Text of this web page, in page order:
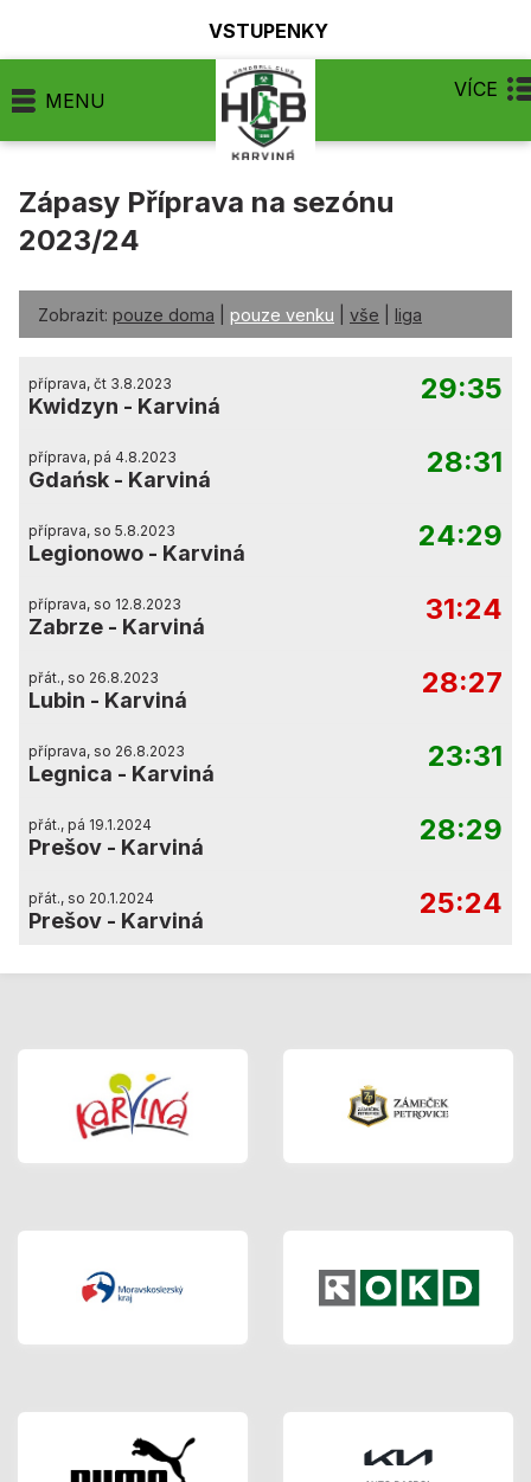
VSTUPENKY
MENU VÍCE
Zápasy Příprava na sezónu
2023/24
Zobrazit: pouze doma pouze venku vše liga
příprava, čt 3.8.2023
Kwidzyn - Karviná
29:35
příprava, pá 4.8.2023
Gdańsk - Karviná
28:31
příprava, so 5.8.2023
Legionowo - Karviná
24:29
příprava, so 12.8.2023
Zabrze - Karviná
31:24
přát., so 26.8.2023
Lubin - Karviná
28:27
příprava, so 26.8.2023
Legnica - Karviná
23:31
přát., pá 19.1.2024
Prešov - Karviná
28:29
přát., so 20.1.2024
Prešov - Karviná
25:24